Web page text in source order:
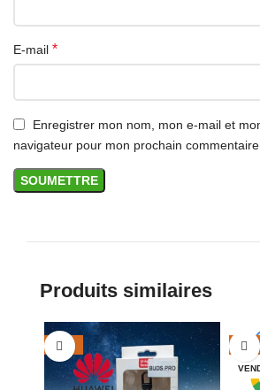
E-mail *
Enregistrer mon nom, mon e-mail et
navigateur pour mon prochain commentaire.
Produits similaires
-29% -34%